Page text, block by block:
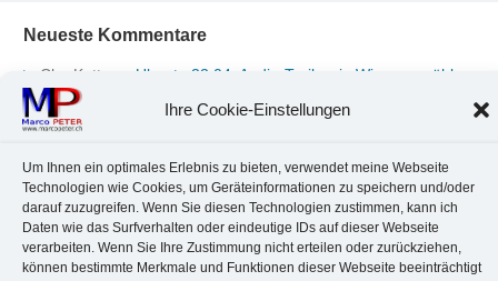
Ihre Cookie-Einstellungen
Um Ihnen ein optimales Erlebnis zu bieten, verwendet meine Webseite
Technologien wie Cookies, um Geräteinformationen zu speichern und/oder
darauf zuzugreifen. Wenn Sie diesen Technologien zustimmen, kann ich
Daten wie das Surfverhalten oder eindeutige IDs auf dieser Webseite
verarbeiten. Wenn Sie Ihre Zustimmung nicht erteilen oder zurückziehen,
können bestimmte Merkmale und Funktionen dieser Webseite beeinträchtigt
Neueste Kommentare
Chr. Kotte
Ubuntu 22.04: Audio-Treiber in Wine auswählen
Marco Peter
Uhrzeit anpassen
Uhrzeit anpassen
Brummel HerbolzheimzuMusik-Portrait Nr. 1: Les Assoiffés
aus Mittelbergheim
Marco PeterzuVereinfachte Installation von Brother-Geräten
unter Linux